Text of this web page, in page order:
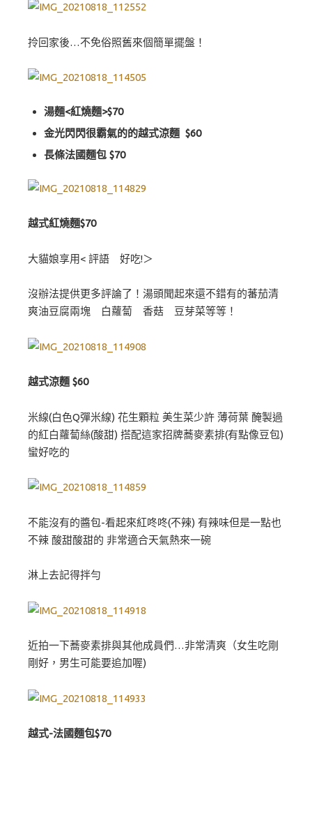
拎回家後…不免俗照舊來個簡單擺盤！
湯麵<紅燒麵>$70
金光閃閃很霸氣的的越式涼麵 $60
長條法國麵包 $70
越式紅燒麵$70
大貓娘享用< 評語 好吃!＞
沒辦法提供更多評論了！湯頭聞起來還不錯有的蕃茄清
爽油豆腐兩塊 白蘿蔔 香菇 豆芽菜等等！
越式涼麵 $60
米線(白色Q彈米線) 花生顆粒 美生菜少許 薄荷葉 醃製過
的紅白蘿蔔絲(酸甜) 搭配這家招牌蕎麥素排(有點像豆包)
蠻好吃的
不能沒有的醬包-看起來紅咚咚(不辣) 有辣味但是一點也
不辣 酸甜酸甜的 非常適合天氣熱來一碗
淋上去記得拌勻
近拍一下蕎麥素排與其他成員們…非常清爽（女生吃剛
剛好，男生可能要追加喔)
越式-法國麵包$70